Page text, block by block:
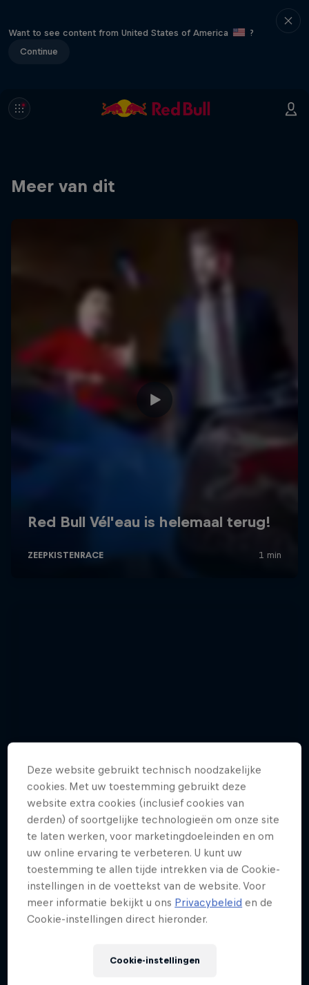
Want to see content from United States of America
?
Continue
Meer van dit
Red Bull Zeepkistenrace 2022
6 foto's
Deze website gebruikt technisch noodzakelijke
cookies. Met uw toestemming gebruikt deze
website extra cookies (inclusief cookies van
derden) of soortgelijke technologieën om onze site
te laten werken, voor marketingdoeleinden en om
uw online ervaring te verbeteren. U kunt uw
toestemming te allen tijde intrekken via de Cookie-
instellingen in de voettekst van de website. Voor
meer informatie bekijkt u ons Privacybeleid en de
Cookie-instellingen direct hieronder.
Cookie-instellingen